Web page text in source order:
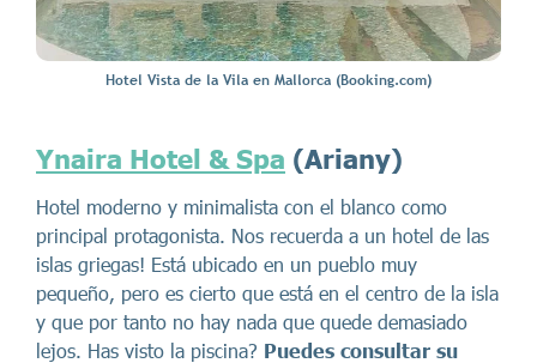
Hotel Vista de la Vila en Mallorca (Booking.com)
Ynaira Hotel & Spa (Ariany)
Hotel moderno y minimalista con el blanco como
principal protagonista. Nos recuerda a un hotel de las
islas griegas! Está ubicado en un pueblo muy
pequeño, pero es cierto que está en el centro de la isla
y que por tanto no hay nada que quede demasiado
lejos. Has visto la piscina? Puedes consultar su